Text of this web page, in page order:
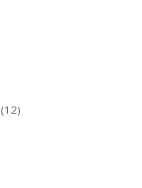
(12)